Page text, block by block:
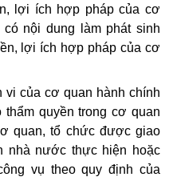
lợi ích hợp pháp của cơ
nội dung làm phát sinh
lợi ích hợp pháp của cơ
vi của cơ quan hành chính
quyền trong cơ quan
quan, tổ chức được giao
nhà nước thực hiện hoặc
vụ theo quy định của